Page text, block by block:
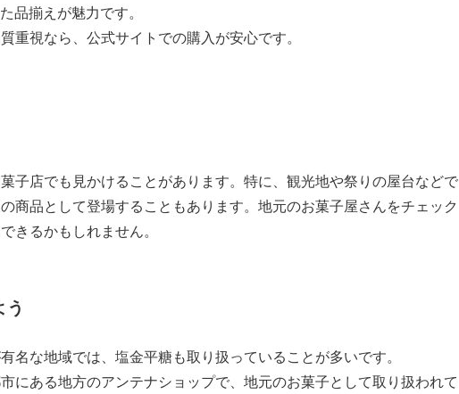
品揃えが魅力です。
質重視なら、公式サイトでの購入が安心です。
子店でも見かけることがあります。特に、観光地や祭りの屋台などで
商品として登場することもあります。地元のお菓子屋さんをチェック
きるかもしれません。
名な地域では、塩金平糖も取り扱っていることが多いです。
にある地方のアンテナショップで、地元のお菓子として取り扱われて